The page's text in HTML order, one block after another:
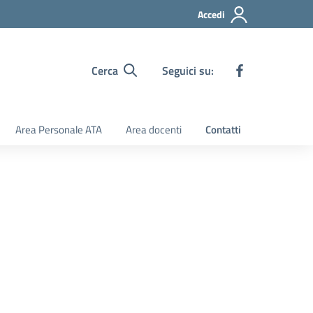
Accedi
Cerca Seguici su:
Area Personale ATA Area docenti Contatti